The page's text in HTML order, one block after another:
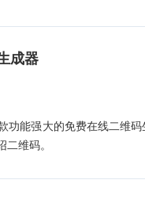
成器
功能强大的免费在线二维码
维码。